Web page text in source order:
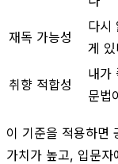
재독 가능성
다시
게
취향 적합성
내가
문법
이 기준을 적용하면
가치가 높고, 입문자